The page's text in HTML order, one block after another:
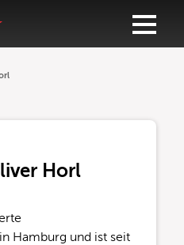
Horl
Hamburg und ist seit